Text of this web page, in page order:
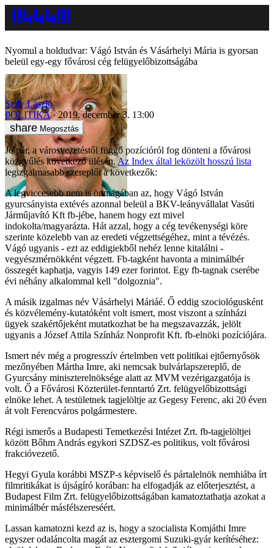
Nyomul a holdudvar: Vágó István és Vásárhelyi Mária is gyorsan
beleül egy-egy fővárosi cég felügyelőbizottságába
Szily László
POLITIKA
2019. december 3. 13:00
Megosztás
Jó pár, a városvezetéstől függő pozícióról fog dönteni a fővárosi
közgyűlés következő ülésén.Az Index által leközölt hosszú lista
legizgalmasabb szereplői a következők:
A legviccesebb nem is önmagában az, hogy Vágó István
gyurcsányista extévés azonnal beleül a BKV-leányvállalat Vasúti
Járműjavító Kft fb-jébe, hanem hogy ezt mivel
indokolta/magyarázta. Hát azzal, hogy a cég tevékenységi köre
szerinte közelebb van az eredeti végzettségéhez, mint a tévézés.
Vágó ugyanis - ezt az eddigiekből nehéz lenne kitalálni -
vegyészmérnökként végzett. Fb-tagként havonta a minimálbér
összegét kaphatja, vagyis 149 ezer forintot. Egy fb-tagnak cserébe
évi néhány alkalommal kell "dolgoznia".
A másik izgalmas név Vásárhelyi Máriáé. Ő eddig szociológusként
és közvélemény-kutatóként volt ismert, most viszont a színházi
ügyek szakértőjeként mutatkozhat be ha megszavazzák, jelölt
ugyanis a József Attila Színház Nonprofit Kft. fb-elnöki pozíciójára.
Ismert név még a progresszív értelmben vett politikai ejtőernyősök
mezőnyében Mártha Imre, aki nemcsak bulvárlapszereplő, de
Gyurcsány miniszterelnöksége alatt az MVM vezérigazgatója is
volt. Ő a Fővárosi Közterület-fenntartó Zrt. felügyelőbizottsági
elnöke lehet. A testületnek tagjelöltje az Gegesy Ferenc, aki 20 éven
át volt Ferencváros polgármestere.
Régi ismerős a Budapesti Temetkezési Intézet Zrt. fb-tagjelöltjei
között Bőhm András egykori SZDSZ-es politikus, volt fővárosi
frakcióvezető.
Hegyi Gyula korábbi MSZP-s képviselő és pártalelnök nemhiába írt
filmritikákat is újságíró korában: ha elfogadják az előterjesztést, a
Budapest Film Zrt. felügyelőbizottságában kamatoztathatja azokat a
minimálbér másfélszereséért.
Lassan kamatozni kezd az is, hogy a szocialista Komjáthi Imre
egyszer odaláncolta magát az esztergomi Suzuki-gyár kerítéséhez: